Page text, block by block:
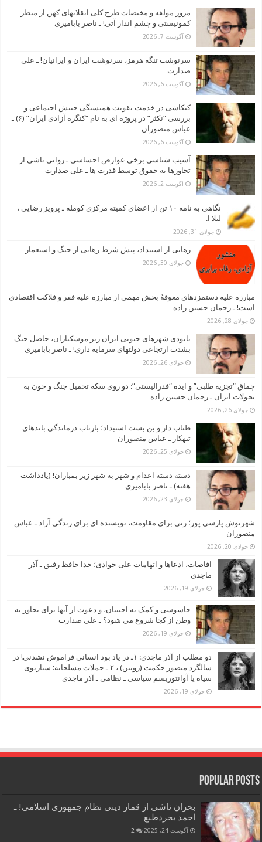
مرور مولفه و مختصات طرح کلی انقلابهای کهن از منظر
کمونیستی و چشم انداز آتی! ـ ناصر بابامیری
آگوست 7, 2026
سرنوشت تنگه هرمز، سرنوشت ایران و ایرانیان! ـ علی
صدارت
آگوست 6, 2026
کنکاشی در خدمت تقویت همبستگی جنبش اجتماعی و
بررسی “نکثر” در پروژه ای به نام “کنگره آزادی ایران” (۶) ـ
عباس منصوران
آگوست 6, 2026
آسیب شناسی برخی عوارض احساسی ـ روانی ناشی از
تجاوزها به حقوق توسط قدرت ها ـ علی صدارت
آگوست 2, 2026
نگاهی به نامه ۱۰ تن از اعضای کمیته مرکزی کومله ـ پرویز رضایی ،
لیلا ا.
جولای 31, 2026
رهایی از استبداد، پیش شرط رهایی از جنگ و استعمار
جولای 30, 2026
مبارزه علیه دستمزدهای معوقهُ بخش مهمی از مبارزه علیه فقر و فلاکت اقتصادی
است! ـ رحمان حسین زاده
جولای 28, 2026
نابودی شهرهای جنوبی ایران زیر موشکباران، حاصل جنگ
بشدت ارتجاعی دولتهای سرمایه داری! ـ ناصر بابامیری
جولای 26, 2026
چماق “تجزیه طلبی” و ایده “فدرالیستی”: دو روی سکه تحمیل جنگ و خون به
تحولات ایران ـ رحمان حسین زاده
جولای 26, 2026
طناب دار و بن بست استبداد؛ بازتاب درماندگی باندهای
تبهکار ـ عباس منصوران
جولای 25, 2026
دسته دسته اعدام و شهر به شهر زیر بمباران! (یادداشت
هفته) ـ ناصر بابامیری
جولای 23, 2026
شهرنوش پارسی پور؛ زنی برای مقاومت، نویسنده ای برای زندگی آزاد ـ عباس
منصوران
جولای 20, 2026
افاضات، ادعاها و اتهامات علی جوادی؛ خدا حافظ رفیق ـ آذر
ماجدی
جولای 19, 2026
جاسوسی و کمک به اجنبیان، و دعوت از آنها برای تجاوز به
وطن از کجا شروع می شود؟ ـ علی صدارت
جولای 19, 2026
دو مطلب از آذر ماجدی: ۱ـ در یاد بود انسانی فراموش نشدنی! در
سالگرد منصور حکمت (ژوبین) ، ۲ ـ حملات مسلحانه: سناریوی
سیاه یا آوانتوریسم سیاسی ـ نظامی ـ آذر ماجدی
جولای 19, 2026
Popular Posts
بحران ناشی از قمار دینی نظام جمهوری اسلامی! ـ
احمد بخردطبع
آگوست 24, 2025 2